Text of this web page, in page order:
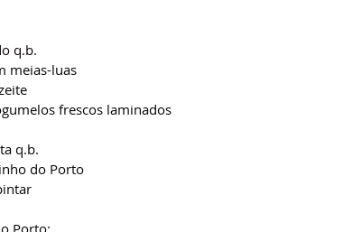
q.b.
meias-luas
frescos laminados
q.b.
do Porto
Porto: